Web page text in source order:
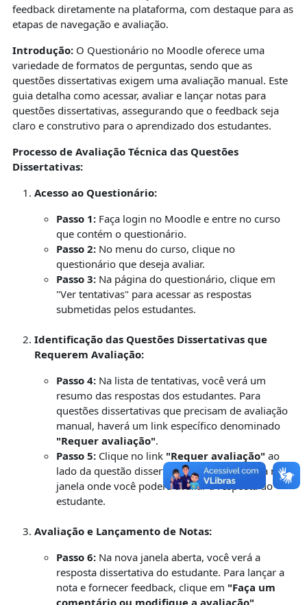
feedback diretamente na plataforma, com destaque para as
etapas de navegação e avaliação.
Introdução: O Questionário no Moodle oferece uma
variedade de formatos de perguntas, sendo que as
questões dissertativas exigem uma avaliação manual. Este
guia detalha como acessar, avaliar e lançar notas para
questões dissertativas, assegurando que o feedback seja
claro e construtivo para o aprendizado dos estudantes.
Processo de Avaliação Técnica das Questões
Dissertativas:
Acesso ao Questionário:
Passo 1: Faça login no Moodle e entre no curso
que contém o questionário.
Passo 2: No menu do curso, clique no
questionário que deseja avaliar.
Passo 3: Na página do questionário, clique em
"Ver tentativas" para acessar as respostas
submetidas pelos estudantes.
Identificação das Questões Dissertativas que
Requerem Avaliação:
Passo 4: Na lista de tentativas, você verá um
resumo das respostas dos estudantes. Para
questões dissertativas que precisam de avaliação
manual, haverá um link específico denominado
"Requer avaliação".
Passo 5: Clique no link "Requer avaliação" ao
lado da questão dissertativa. Isso abrirá uma nova
janela onde você poderá avaliar a resposta do
estudante.
Avaliação e Lançamento de Notas:
Passo 6: Na nova janela aberta, você verá a
resposta dissertativa do estudante. Para lançar a
nota e fornecer feedback, clique em "Faça um
comentário ou modifique a avaliação".